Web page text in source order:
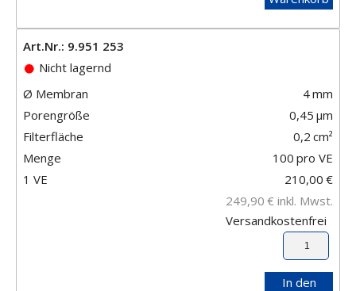
Art.Nr.: 9.951 253
Nicht lagernd
Ø Membran
4mm
Porengröße
0,45 μm
Filterfläche
0,2 cm²
Menge
100 pro VE
1 VE
210,00 €
249,90 € inkl. Mwst.
Versandkostenfrei
In den